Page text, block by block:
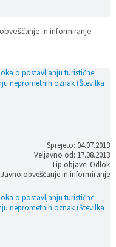
in informiranje
o postavljanju turistične
neprometnih oznak (Številka
Sprejeto: 04.07.2013
Veljavno od: 17.08.2013
Tip objave: Odlok
Javno obveščanje in informiranje
o postavljanju turistične
neprometnih oznak (Številka